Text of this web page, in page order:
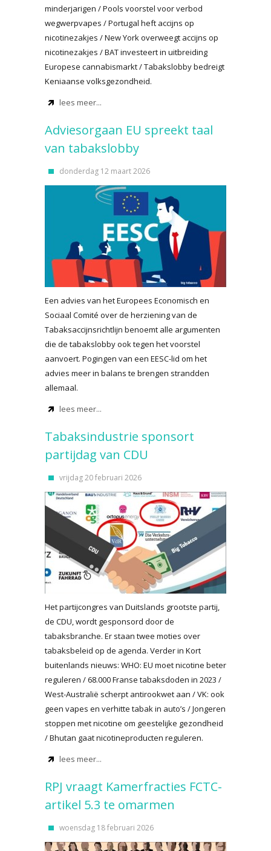
minderjarigen / Pools voorstel voor verbod
wegwerpvapes / Portugal heft accijns op
nicotinezakjes / New York overweegt accijns op
nicotinezakjes / BAT investeert in uitbreiding
Europese cannabismarkt / Tabakslobby bedreigt
Keniaanse volksgezondheid.
lees meer...
Adviesorgaan EU spreekt taal
van tabakslobby
donderdag 12 maart 2026
Een advies van het Europees Economisch en
Sociaal Comité over de herziening van de
Tabaksaccijnsrichtlijn benoemt alle argumenten
die de tabakslobby ook tegen het voorstel
aanvoert. Pogingen van een EESC-lid om het
advies meer in balans te brengen strandden
allemaal.
lees meer...
Tabaksindustrie sponsort
partijdag van CDU
vrijdag 20 februari 2026
Het partijcongres van Duitslands grootste partij,
de CDU, wordt gesponsord door de
tabaksbranche. Er staan twee moties over
tabaksbeleid op de agenda. Verder in Kort
buitenlands nieuws: WHO: EU moet nicotine beter
reguleren / 68.000 Franse tabaksdoden in 2023 /
West-Australië scherpt antirookwet aan / VK: ook
geen vapes en verhitte tabak in auto’s / Jongeren
stoppen met nicotine om geestelijke gezondheid
/ Bhutan gaat nicotineproducten reguleren.
lees meer...
RPJ vraagt Kamerfracties FCTC-
artikel 5.3 te omarmen
woensdag 18 februari 2026